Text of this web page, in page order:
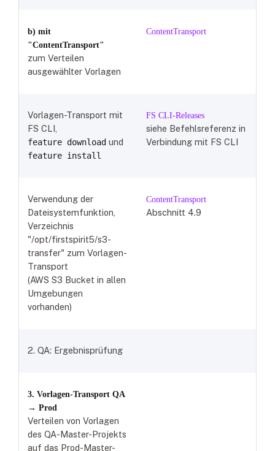
b) mit
"ContentTransport"
zum Verteilen
ausgewählter Vorlagen
ContentTransport
Vorlagen-Transport mit
FS CLI,
feature download und
feature install
FS CLI-Releases
siehe Befehlsreferenz in
Verbindung mit FS CLI
Verwendung der
Dateisystemfunktion,
Verzeichnis
"/opt/firstspirit5/s3-
transfer" zum Vorlagen-
Transport
(AWS S3 Bucket in allen
Umgebungen
vorhanden)
ContentTransport
Abschnitt 4.9
2. QA: Ergebnisprüfung
3. Vorlagen-Transport QA
→ Prod
Verteilen von Vorlagen
des QA-Master-Projekts
auf das Prod-Master-